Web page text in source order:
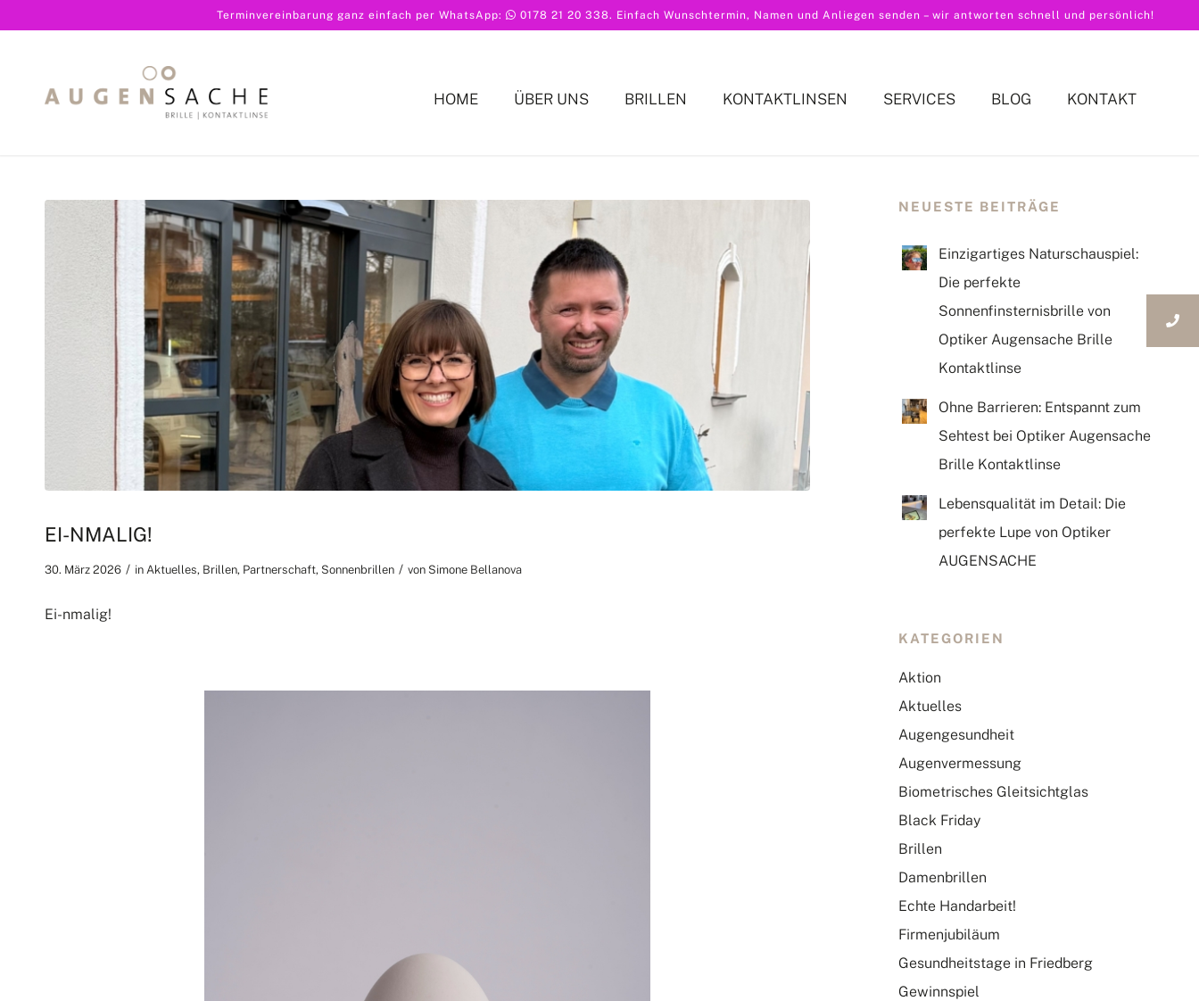
Terminvereinbarung ganz einfach per WhatsApp: 0178 21 20 338. Einfach Wunschtermin, Namen und Anliegen senden – wir antworten schnell und persönlich!
HOME ÜBER UNS BRILLEN KONTAKTLINSEN SERVICES BLOG KONTAKT
EI-NMALIG!
30. März 2026 / in Aktuelles, Brillen, Partnerschaft, Sonnenbrillen / von Simone Bellanova
Ei-nmalig!
NEUESTE BEITRÄGE
Einzigartiges Naturschauspiel:
Die perfekte
Sonnenfinsternisbrille von
Optiker Augensache Brille
Kontaktlinse
Ohne Barrieren: Entspannt zum
Sehtest bei Optiker Augensache
Brille Kontaktlinse
Lebensqualität im Detail: Die
perfekte Lupe von Optiker
AUGENSACHE
KATEGORIEN
Aktion
Aktuelles
Augengesundheit
Augenvermessung
Biometrisches Gleitsichtglas
Black Friday
Brillen
Damenbrillen
Echte Handarbeit!
Firmenjubiläum
Gesundheitstage in Friedberg
Gewinnspiel